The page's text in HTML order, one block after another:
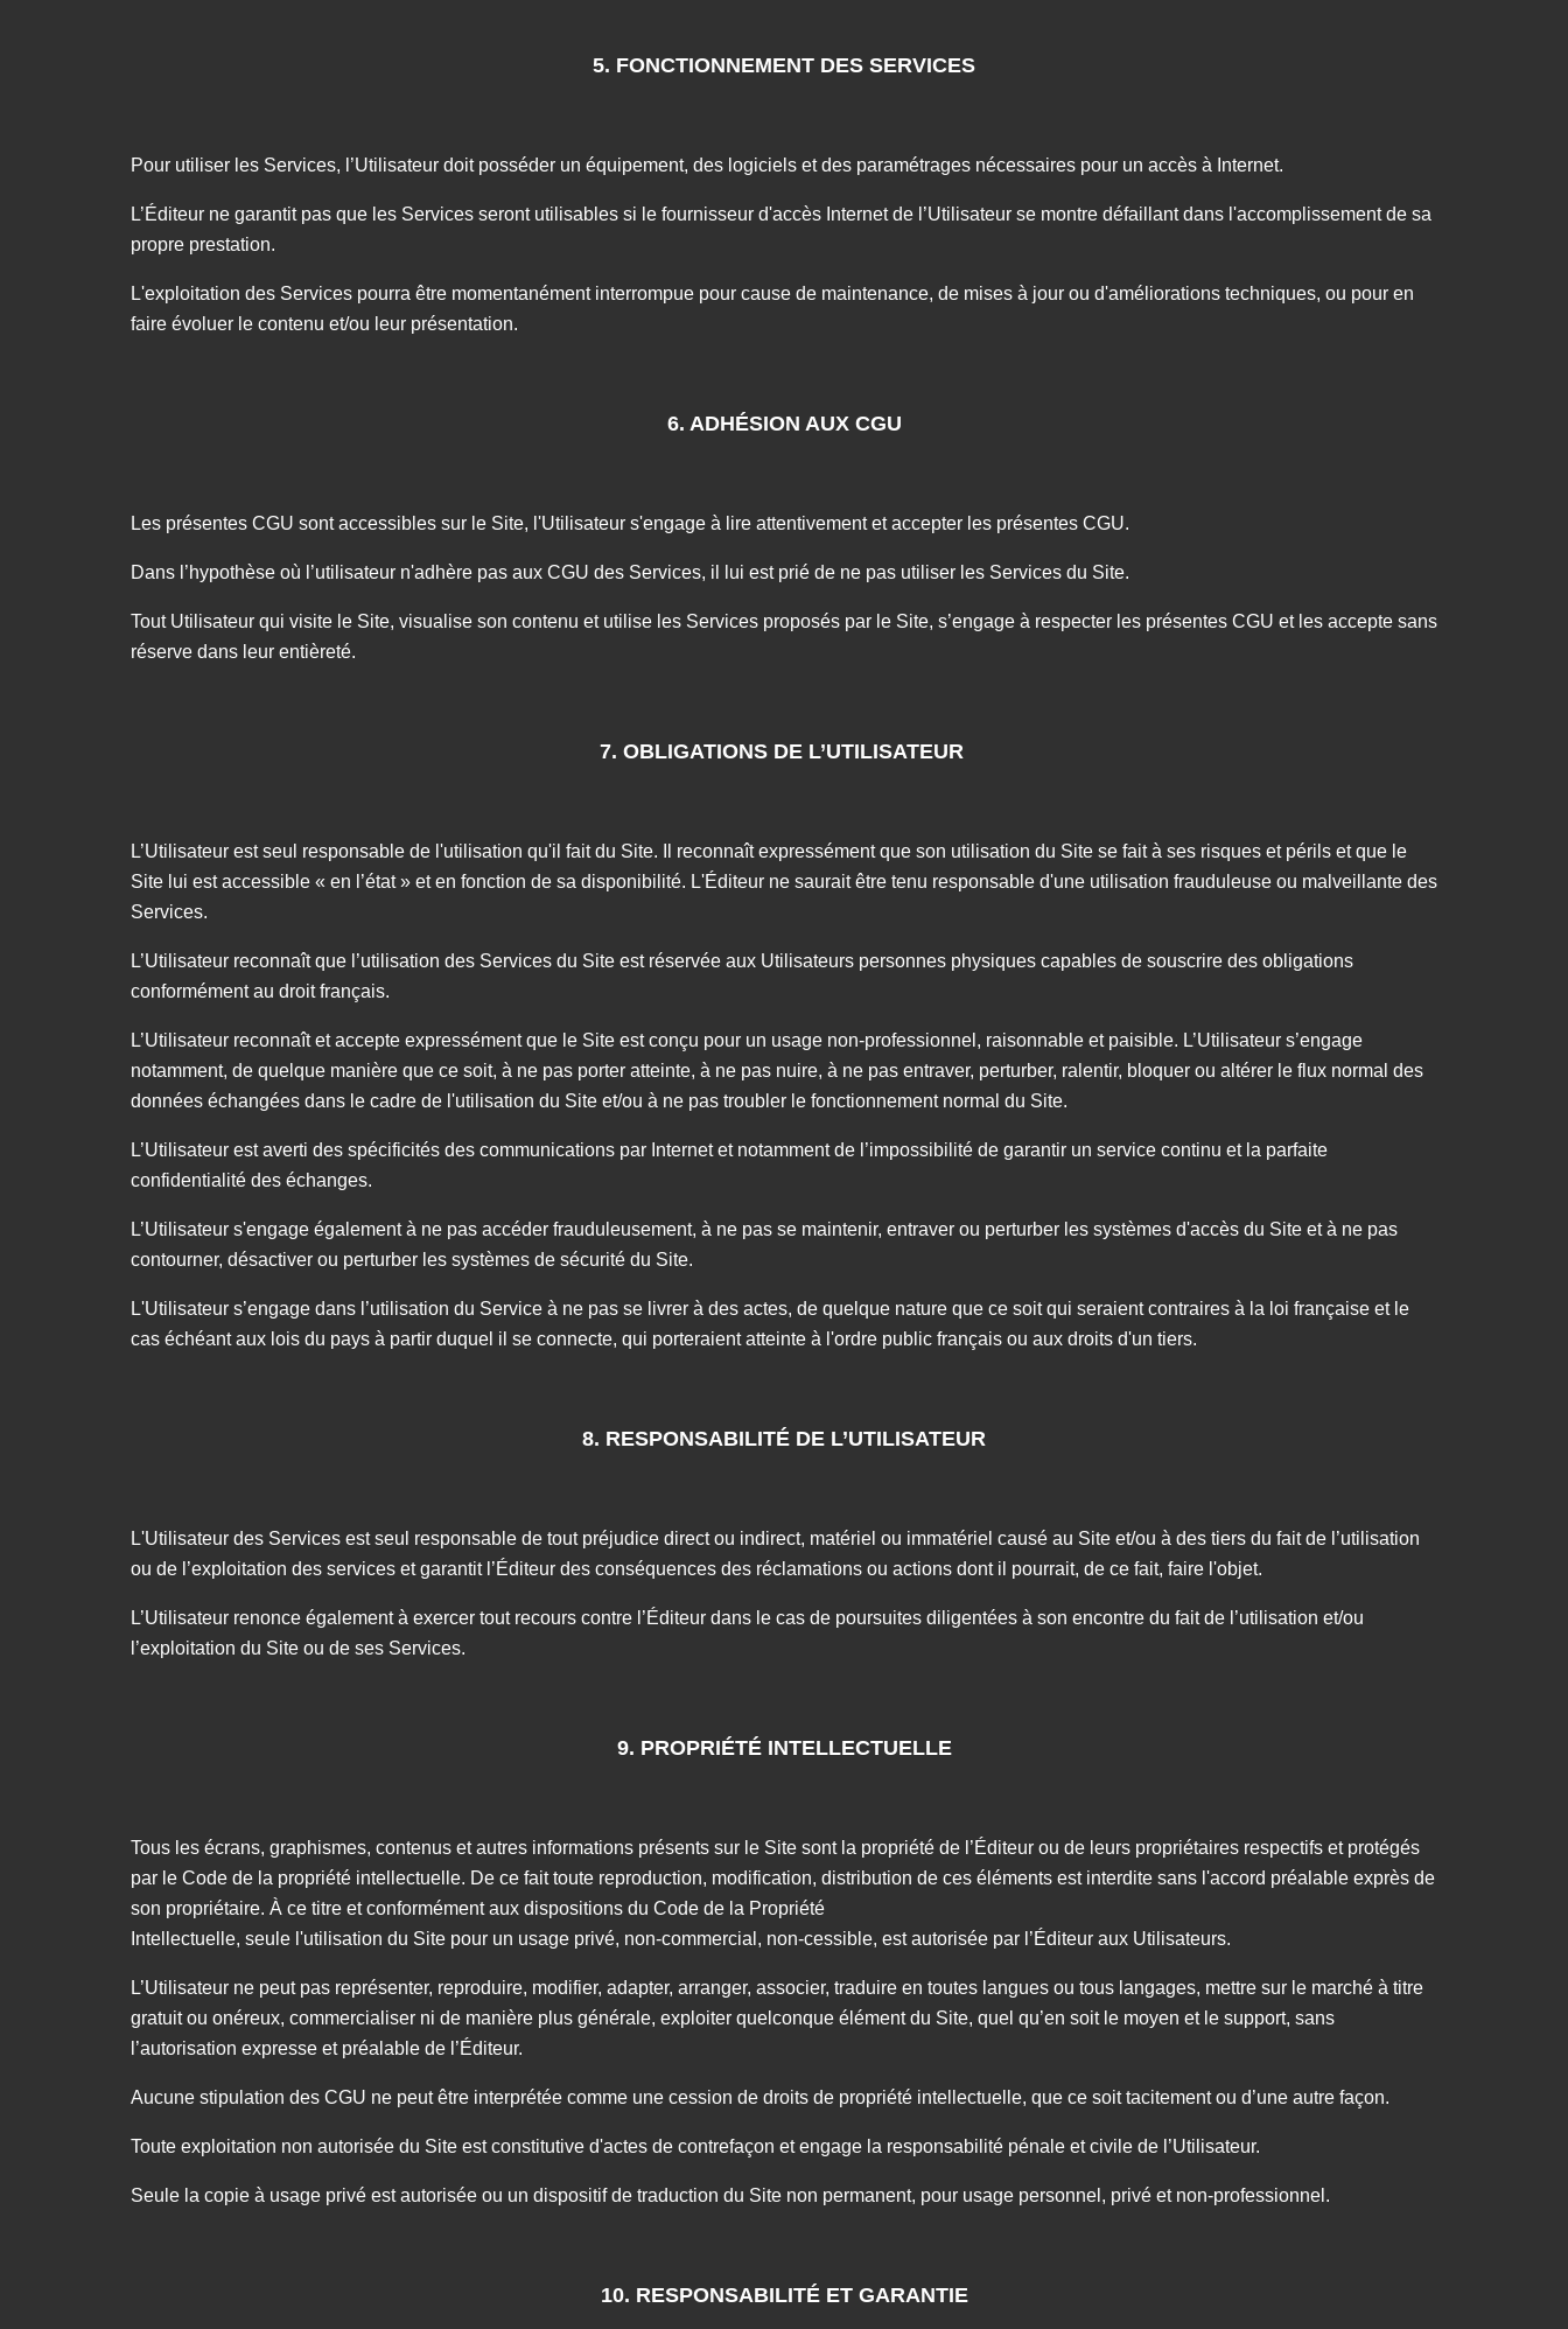
5. FONCTIONNEMENT DES SERVICES
Pour utiliser les Services, l’Utilisateur doit posséder un équipement, des logiciels et des paramétrages nécessaires pour un accès à Internet.
L’Éditeur ne garantit pas que les Services seront utilisables si le fournisseur d'accès Internet de l’Utilisateur se montre défaillant dans l'accomplissement de sa
propre prestation.
L'exploitation des Services pourra être momentanément interrompue pour cause de maintenance, de mises à jour ou d'améliorations techniques, ou pour en
faire évoluer le contenu et/ou leur présentation.
6. ADHÉSION AUX CGU
Les présentes CGU sont accessibles sur le Site, l'Utilisateur s'engage à lire attentivement et accepter les présentes CGU.
Dans l’hypothèse où l’utilisateur n'adhère pas aux CGU des Services, il lui est prié de ne pas utiliser les Services du Site.
Tout Utilisateur qui visite le Site, visualise son contenu et utilise les Services proposés par le Site, s’engage à respecter les présentes CGU et les accepte sans
réserve dans leur entièreté.
7. OBLIGATIONS DE L’UTILISATEUR
L’Utilisateur est seul responsable de l'utilisation qu'il fait du Site. Il reconnaît expressément que son utilisation du Site se fait à ses risques et périls et que le
Site lui est accessible « en l’état » et en fonction de sa disponibilité. L'Éditeur ne saurait être tenu responsable d'une utilisation frauduleuse ou malveillante des
Services.
L’Utilisateur reconnaît que l’utilisation des Services du Site est réservée aux Utilisateurs personnes physiques capables de souscrire des obligations
conformément au droit français.
L’Utilisateur reconnaît et accepte expressément que le Site est conçu pour un usage non-professionnel, raisonnable et paisible. L’Utilisateur s’engage
notamment, de quelque manière que ce soit, à ne pas porter atteinte, à ne pas nuire, à ne pas entraver, perturber, ralentir, bloquer ou altérer le flux normal des
données échangées dans le cadre de l'utilisation du Site et/ou à ne pas troubler le fonctionnement normal du Site.
L’Utilisateur est averti des spécificités des communications par Internet et notamment de l’impossibilité de garantir un service continu et la parfaite
confidentialité des échanges.
L’Utilisateur s'engage également à ne pas accéder frauduleusement, à ne pas se maintenir, entraver ou perturber les systèmes d'accès du Site et à ne pas
contourner, désactiver ou perturber les systèmes de sécurité du Site.
L'Utilisateur s’engage dans l’utilisation du Service à ne pas se livrer à des actes, de quelque nature que ce soit qui seraient contraires à la loi française et le
cas échéant aux lois du pays à partir duquel il se connecte, qui porteraient atteinte à l'ordre public français ou aux droits d'un tiers.
8. RESPONSABILITÉ DE L’UTILISATEUR
L'Utilisateur des Services est seul responsable de tout préjudice direct ou indirect, matériel ou immatériel causé au Site et/ou à des tiers du fait de l’utilisation
ou de l’exploitation des services et garantit l’Éditeur des conséquences des réclamations ou actions dont il pourrait, de ce fait, faire l'objet.
L’Utilisateur renonce également à exercer tout recours contre l’Éditeur dans le cas de poursuites diligentées à son encontre du fait de l’utilisation et/ou
l’exploitation du Site ou de ses Services.
9. PROPRIÉTÉ INTELLECTUELLE
Tous les écrans, graphismes, contenus et autres informations présents sur le Site sont la propriété de l’Éditeur ou de leurs propriétaires respectifs et protégés
par le Code de la propriété intellectuelle. De ce fait toute reproduction, modification, distribution de ces éléments est interdite sans l'accord préalable exprès de
son propriétaire. À ce titre et conformément aux dispositions du Code de la Propriété
Intellectuelle, seule l'utilisation du Site pour un usage privé, non-commercial, non-cessible, est autorisée par l’Éditeur aux Utilisateurs.
L’Utilisateur ne peut pas représenter, reproduire, modifier, adapter, arranger, associer, traduire en toutes langues ou tous langages, mettre sur le marché à titre
gratuit ou onéreux, commercialiser ni de manière plus générale, exploiter quelconque élément du Site, quel qu’en soit le moyen et le support, sans
l’autorisation expresse et préalable de l’Éditeur.
Aucune stipulation des CGU ne peut être interprétée comme une cession de droits de propriété intellectuelle, que ce soit tacitement ou d’une autre façon.
Toute exploitation non autorisée du Site est constitutive d'actes de contrefaçon et engage la responsabilité pénale et civile de l’Utilisateur.
Seule la copie à usage privé est autorisée ou un dispositif de traduction du Site non permanent, pour usage personnel, privé et non-professionnel.
10. RESPONSABILITÉ ET GARANTIE